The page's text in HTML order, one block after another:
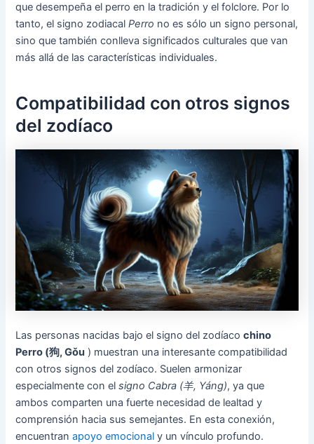
que desempeña el perro en la tradición y el folclore. Por lo
tanto, el signo zodiacalPerro no es sólo un signo personal,
sino que también conlleva significados culturales que van
más allá de las características individuales.
Compatibilidad con otros signos
del zodíaco
Las personas nacidas bajo el signo del zodíacochino
Perro (狗, Gǒu ) muestran una interesante compatibilidad
con otros signos del zodíaco. Suelen armonizar
especialmente con elsigno Cabra (羊, Yáng), ya que
ambos comparten una fuerte necesidad de lealtad y
comprensión hacia sus semejantes. En esta conexión,
encuentranapoyo emocional y un vínculo profundo.